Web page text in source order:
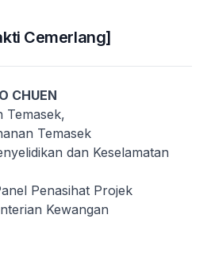
Cemerlang]
CHUEN
Temasek,
Temasek
dan Keselamatan
Penasihat Projek
Kewangan